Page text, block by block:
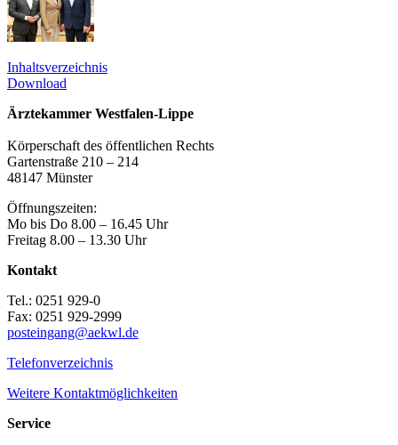
Inhaltsverzeichnis
Download
Ärztekammer Westfalen-Lippe
Körperschaft des öffentlichen Rechts
Gartenstraße 210 – 214
48147 Münster
Öffnungszeiten:
Mo bis Do 8.00 – 16.45 Uhr
Freitag 8.00 – 13.30 Uhr
Kontakt
Tel.: 0251 929-0
Fax: 0251 929-2999
posteingang@aekwl.de
Telefonverzeichnis
Weitere Kontaktmöglichkeiten
Service